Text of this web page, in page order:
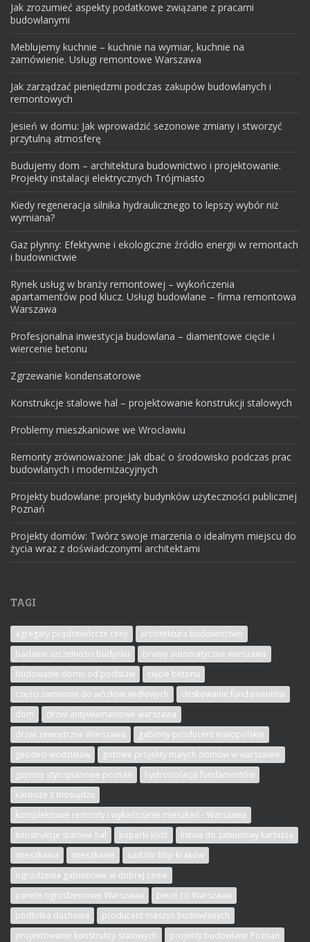
Jak zrozumieć aspekty podatkowe związane z pracami
budowlanymi
Meblujemy kuchnie – kuchnie na wymiar, kuchnie na
zamówienie. Usługi remontowe Warszawa
Jak zarządzać pieniędzmi podczas zakupów budowlanych i
remontowych
Jesień w domu: Jak wprowadzić sezonowe zmiany i stworzyć
przytulną atmosferę
Budujemy dom – architektura budownictwo i projektowanie.
Projekty instalacji elektrycznych Trójmiasto
Kiedy regeneracja silnika hydraulicznego to lepszy wybór niż
wymiana?
Gaz płynny: Efektywne i ekologiczne źródło energii w remontach
i budownictwie
Rynek usług w branży remontowej – wykończenia
apartamentów pod klucz. Usługi budowlane – firma remontowa
Warszawa
Profesjonalna inwestycja budowlana – diamentowe cięcie i
wiercenie betonu
Zgrzewanie kondensatorowe
Konstrukcje stalowe hal – projektowanie konstrukcji stalowych
Problemy mieszkaniowe we Wrocławiu
Remonty zrównoważone: Jak dbać o środowisko podczas prac
budowlanych i modernizacyjnych
Projekty budowlane: projekty budynków użyteczności publicznej
Poznań
Projekty domów: Twórz swoje marzenia o idealnym miejscu do
życia wraz z doświadczonymi architektami
TAGI
agregaty prądotwórcze ceny
architektura budownictwo
badanie szczelności budynku
bramy automatyczne warszawa
budowanie domu od podstaw
cięcie betonu
części zamienne do wózków widłowych
deskowanie fundamentów
dom
drzwi antywłamaniowe warszawa
drzwi zewnętrzne Warszawa
gabiony producent małopolskie
geodeci wodzisław
gotowe projekty małych domów w warszawie
gzymsy styropianowe poznań
hydroizolacja fundamentów
karnisze z mosiądzu
kompleksowe remonty i wykańczanie mieszkań - Warszawa
konstrukcje stalowe hal
koparki łódź
listwa do zabudowy karnisza
mieszkania
mieszkanie
nadzór bhp kraków
ogrodzenia gabionowe w dobrej cenie
panele ogrodzeniowe Warszawa
piece co Warszawa
podbitka dachowa
producent maszyn budowlanych
projektowanie konstrukcji stalowych
projekty budowlane Poznań